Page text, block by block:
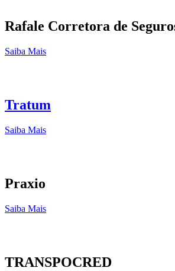
Rafale Corretora de
Saiba Mais
Tratum
Saiba Mais
Praxio
Saiba Mais
TRANSPOCRED